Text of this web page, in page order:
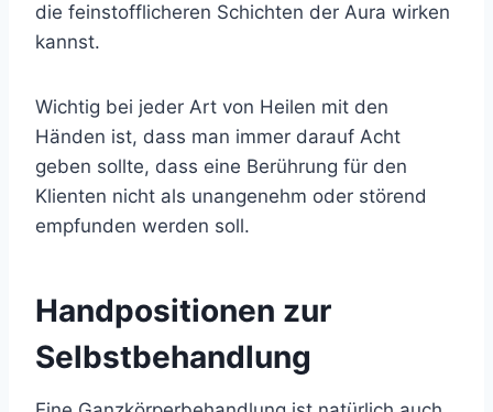
die feinstofflicheren Schichten der Aura wirken
kannst.
Wichtig bei jeder Art von Heilen mit den
Händen ist, dass man immer darauf Acht
geben sollte, dass eine Berührung für den
Klienten nicht als unangenehm oder störend
empfunden werden soll.
Handpositionen zur
Selbstbehandlung